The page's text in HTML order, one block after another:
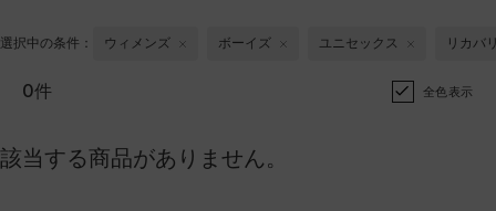
選択中の条件： ウィメンズ ボーイズ ユニセックス リカバ
0件 全色表示
該当する商品がありません。